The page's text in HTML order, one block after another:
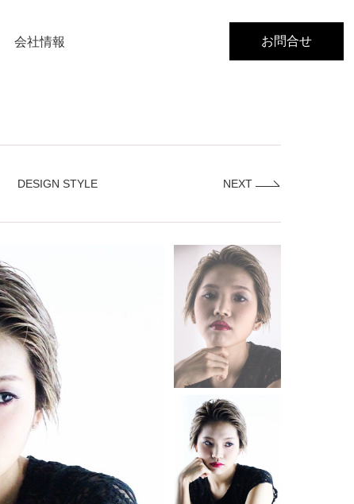
会社情報 お問合せ
DESIGN STYLE NEXT